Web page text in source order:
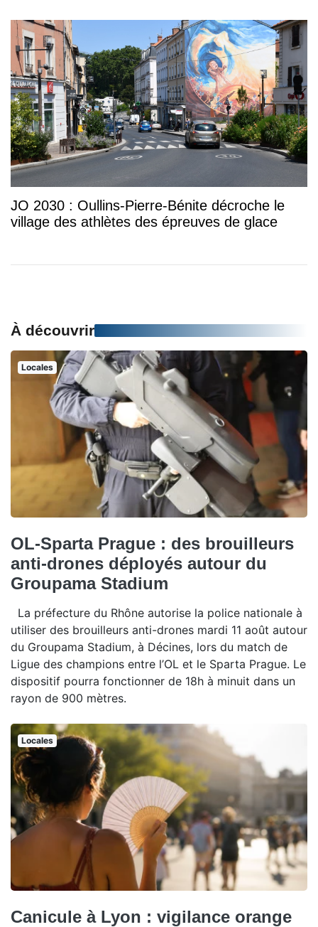
JO 2030 : Oullins-Pierre-Bénite décroche le
village des athlètes des épreuves de glace
À découvrir
Locales
OL-Sparta Prague : des brouilleurs
anti-drones déployés autour du
Groupama Stadium
La préfecture du Rhône autorise la police nationale à
utiliser des brouilleurs anti-drones mardi 11 août autour
du Groupama Stadium, à Décines, lors du match de
Ligue des champions entre l’OL et le Sparta Prague. Le
dispositif pourra fonctionner de 18h à minuit dans un
rayon de 900 mètres.
Locales
Canicule à Lyon : vigilance orange